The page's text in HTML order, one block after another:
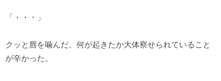
「・・・」
クッと唇を噛んだ。何が起きたか大体察せられていること
が辛かった。